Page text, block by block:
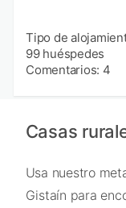
Tipo de
99 huéspedes
Comentarios: 4
Casas
Usa nuestro
Gistaín para